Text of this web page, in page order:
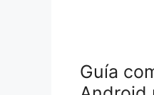
Guía